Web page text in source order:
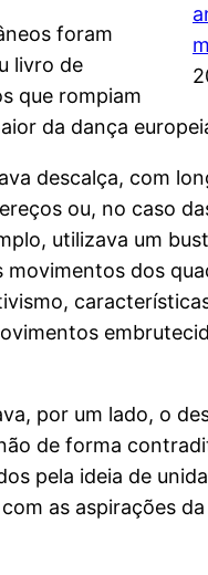
foram
livro de
que rompiam
da dança
descalça, com
ou, no caso
utilizava um
dos
por um lado, o
de forma
pela ideia de
as aspirações